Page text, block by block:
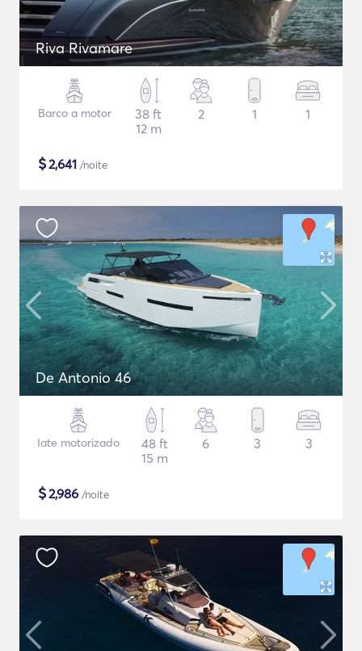
Riva Rivamare
Barco a motor
38 ft
12 m
2 1 1
$2,641 /noite
De Antonio 46
Iate motorizado
48 ft
15 m
6 3 3
$2,986 /noite